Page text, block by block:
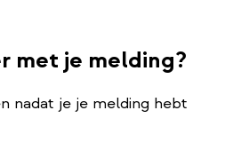
met je melding?
nadat je je melding hebt